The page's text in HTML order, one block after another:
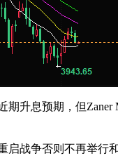
升息预期，但
战争否则不再举行